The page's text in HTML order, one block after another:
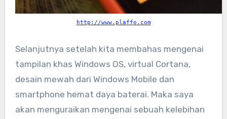
http://www.plaffo.com
Selanjutnya setelah kita membahas mengenai
tampilan khas Windows OS, virtual Cortana,
desain mewah dari Windows Mobile dan
smartphone hemat daya baterai. Maka saya
akan menguraikan mengenai sebuah kelebihan